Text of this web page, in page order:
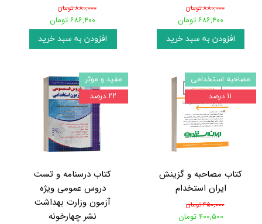
۸۸۰,۰۰۰ تومان
۶۸۶,۴۰۰ تومان
افزودن به سبد خرید
۸۸۰,۰۰۰ تومان
۶۸۶,۴۰۰ تومان
افزودن به سبد خرید
کتاب مصاحبه و گزینش
ایران استخدام
۴۵۰,۰۰۰ تومان
۴۰۰,۵۰۰ تومان
مصاحبه استخدامی
۱۱ درصد
کتاب درسنامه و تست
دروس عمومی ویژه
آزمون وزارت بهداشت
نشر چهارخونه
مفید و موثر
۲۲ درصد